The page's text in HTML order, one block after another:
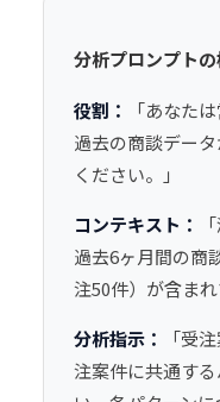
分析プロンプト
役割：
「あなた
過去の商談デー
ください。」
コンテキスト：
過去6ヶ月間の商
注50件）が含まれ
分析指示：
「受
注案件に共通す